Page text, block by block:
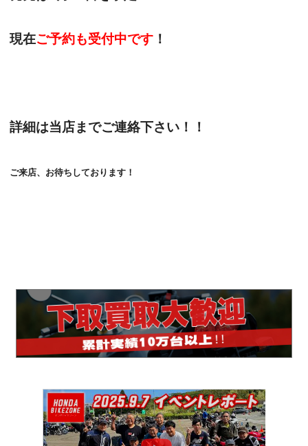
現在ご予約も受付中です ！
詳細は当店までご連絡下さい！！
ご来店、お待ちしております！